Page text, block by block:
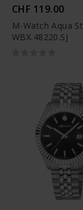
CHF 119.00
M-Watch Aqua
WBX.48220.SJ